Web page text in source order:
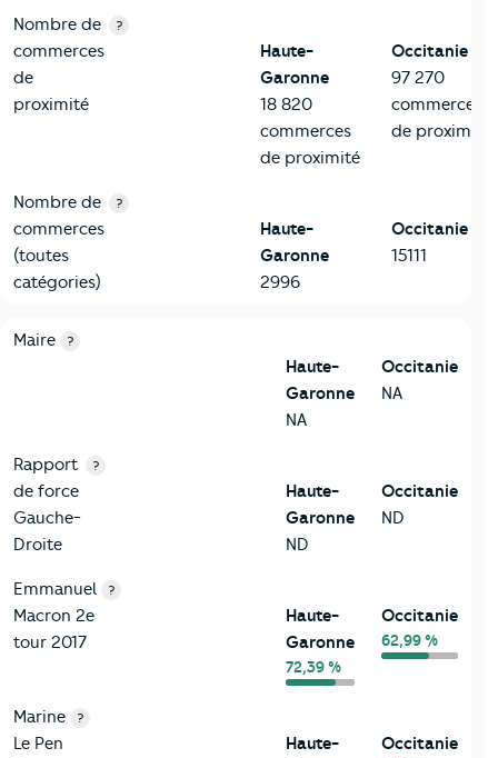
Nombre de
commerces
de
proximité
?
Haute-
Garonne
18 820
commerces
de proximité
Occitanie
97 270
commerces
de proximité
Nombre de
commerces
(toutes
catégories)
?
Haute-
Garonne
2996
Occitanie
15111
6-Politique
Critères
Maire ?
Haute-
Garonne
NA
Occitanie
NA
Rapport
de force
Gauche-
Droite
?
Haute-
Garonne
ND
Occitanie
ND
Emmanuel
Macron 2e
tour 2017
?
Haute-
Garonne
72,39 %
Occitanie
62,99 %
Marine
Le Pen
?
Haute-
Occitanie